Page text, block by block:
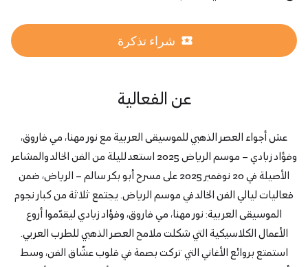
شراء تذكرة
عن الفعالية
عش أجواء العصر الذهبي للموسيقى العربية مع نور مهنا، مي فاروق،
وفؤاد زبادي – موسم الرياض 2025 استعد لليلة من الفن الخالد والمشاعر
الأصيلة في 20 نوفمبر 2025 على مسرح أبو بكر سالم – الرياض، ضمن
فعاليات ليالي الفن الخالد في موسم الرياض. يجتمع ثلاثة من كبار نجوم
الموسيقى العربية: نور مهنا، مي فاروق، وفؤاد زبادي ليقدّموا أروع
الأعمال الكلاسيكية التي شكلت ملامح العصر الذهبي للطرب العربي.
استمتع بروائع الأغاني التي تركت بصمة في قلوب عشّاق الفن، وسط